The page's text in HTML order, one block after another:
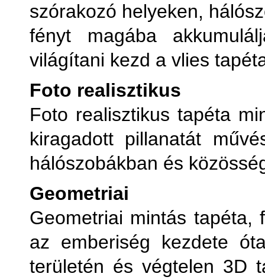
szórakozó helyeken,
fényt magába
világítani kezd a vlies
Foto realisztikus
Foto realisztikus tapéta
kiragadott pillanatát
hálószobákban és
Geometriai
Geometriai mintás tapéta,
az emberiség kezdete
területén és végtelen 3D